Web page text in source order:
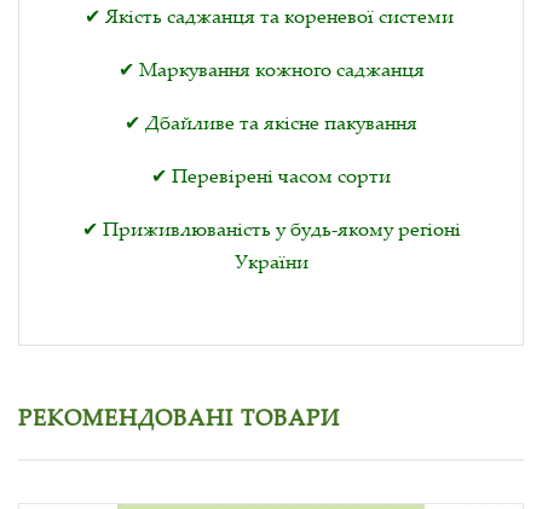
✔ Якість саджанця та кореневої системи
✔ Маркування кожного саджанця
✔ Дбайливе та якісне пакування
✔ Перевірені часом сорти
✔ Приживлюваність у будь-якому регіоні
України
РЕКОМЕНДОВАНІ ТОВАРИ